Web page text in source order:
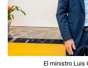
El ministro Luis